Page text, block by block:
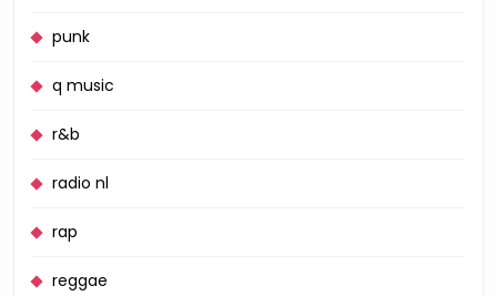
punk
q music
r&b
radio nl
rap
reggae